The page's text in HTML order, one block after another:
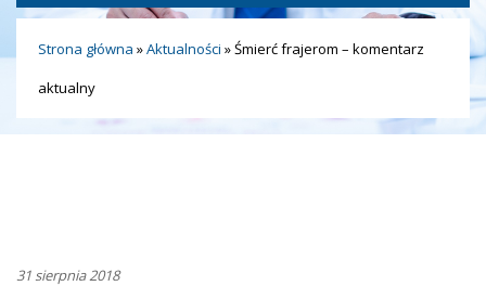
Strona główna »Aktualności »Śmierć frajerom – komentarz
aktualny
31 sierpnia 2018